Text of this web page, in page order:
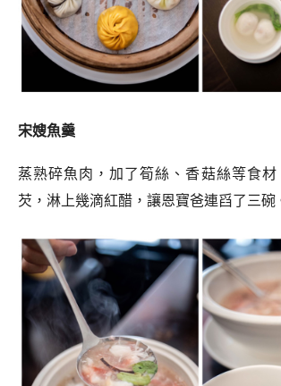
宋嫂魚羹
蒸熟碎魚肉，加了筍絲、香菇絲等食材
芡，淋上幾滴紅醋，讓恩寶爸連舀了三碗